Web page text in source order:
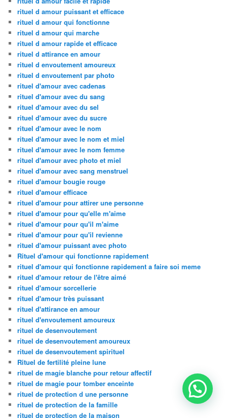
rituel d amour puissant et efficace
rituel d amour qui fonctionne
rituel d amour qui marche
rituel d amour rapide et efficace
rituel d attirance en amour
rituel d envoutement amoureux
rituel d envoutement par photo
rituel d'amour avec cadenas
rituel d'amour avec du sang
rituel d'amour avec du sel
rituel d'amour avec du sucre
rituel d'amour avec le nom
rituel d'amour avec le nom et miel
rituel d'amour avec le nom femme
rituel d'amour avec photo et miel
rituel d'amour avec sang menstruel
rituel d'amour bougie rouge
rituel d'amour efficace
rituel d'amour pour attirer une personne
rituel d'amour pour qu'elle m'aime
rituel d'amour pour qu'il m'aime
rituel d'amour pour qu'il revienne
rituel d'amour puissant avec photo
Rituel d'amour qui fonctionne rapidement
rituel d'amour qui fonctionne rapidement a faire soi meme
rituel d'amour retour de l'être aimé
rituel d'amour sorcellerie
rituel d'amour très puissant
rituel d'attirance en amour
rituel d'envoutement amoureux
rituel de desenvoutement
rituel de desenvoutement amoureux
rituel de desenvoutement spirituel
Rituel de fertilité pleine lune
rituel de magie blanche pour retour affectif
rituel de magie pour tomber enceinte
rituel de protection d une personne
rituel de protection de la famille
rituel de protection de la maison